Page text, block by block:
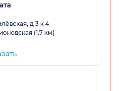
д 3 к 4
(1.7 км)